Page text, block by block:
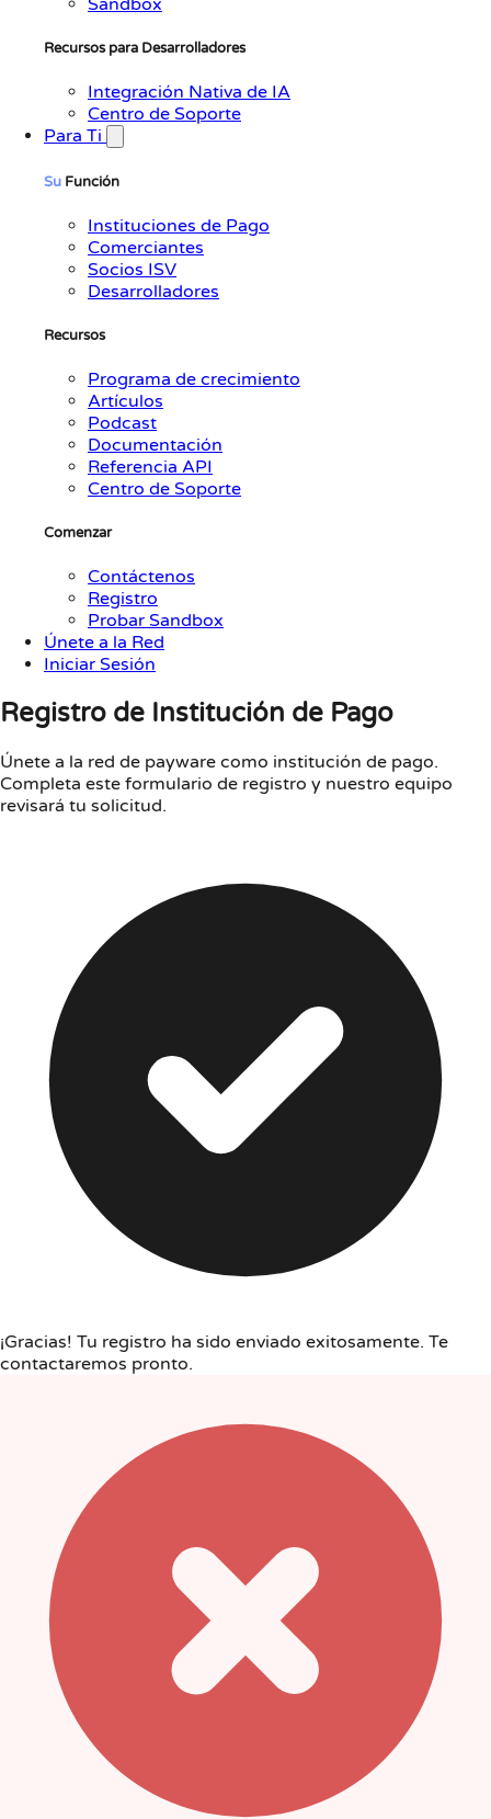
Sandbox
Recursos para Desarrolladores
Integración Nativa de IA
Centro de Soporte
Para Ti
Su Función
Instituciones de Pago
Comerciantes
Socios ISV
Desarrolladores
Recursos
Programa de crecimiento
Artículos
Podcast
Documentación
Referencia API
Centro de Soporte
Comenzar
Contáctenos
Registro
Probar Sandbox
Únete a la Red
Iniciar Sesión
Registro de Institución de Pago
Únete a la red de payware como institución de pago.
Completa este formulario de registro y nuestro equipo
revisará tu solicitud.
¡Gracias! Tu registro ha sido enviado exitosamente. Te
contactaremos pronto.